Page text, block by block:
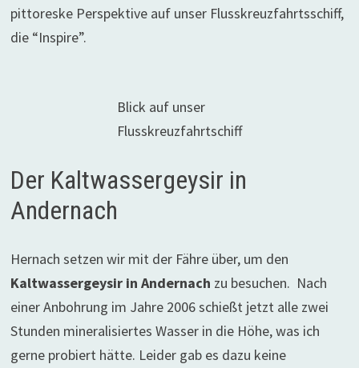
pittoreske Perspektive auf unser Flusskreuzfahrtsschiff,
die “Inspire”.
Blick auf unser
Flusskreuzfahrtschiff
Der Kaltwassergeysir in
Andernach
Hernach setzen wir mit der Fähre über, um den
Kaltwassergeysir in Andernach zu besuchen. Nach
einer Anbohrung im Jahre 2006 schießt jetzt alle zwei
Stunden mineralisiertes Wasser in die Höhe, was ich
gerne probiert hätte. Leider gab es dazu keine